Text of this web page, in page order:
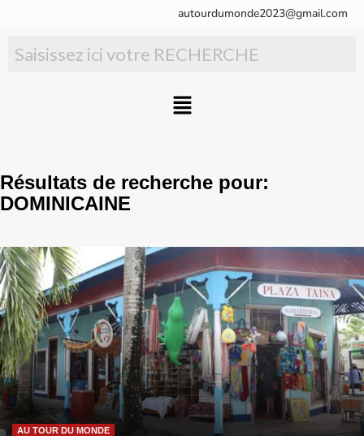
autourdumonde2023@gmail.com
Résultats de recherche pour:
DOMINICAINE
AU TOUR DU MONDE